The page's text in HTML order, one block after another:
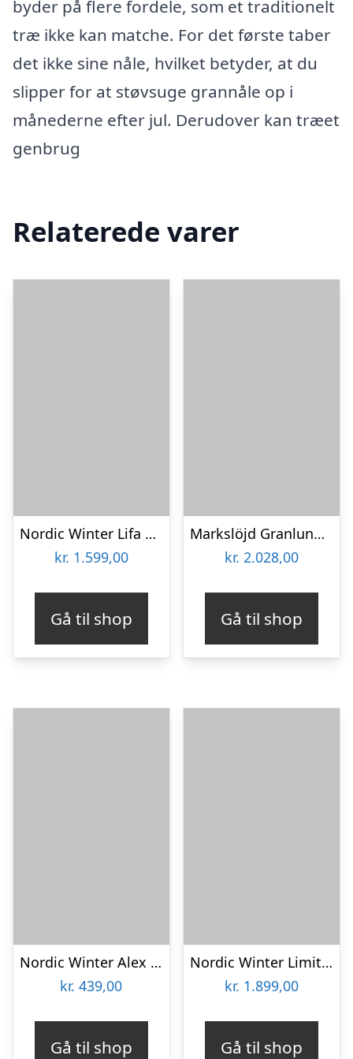
byder på flere fordele, som et traditionelt
træ ikke kan matche. For det første taber
det ikke sine nåle, hvilket betyder, at du
slipper for at støvsuge grannåle op i
månederne efter jul. Derudover kan træet
genbrug
Relaterede varer
Nordic Winter Lifa kunstigt juletræ med lys, 180 x 122 cm
kr. 1.599,00
Gå til shop
Markslöjd Granlund halvt kunstigt juletræ med lys, 210 cm
kr. 2.028,00
Gå til shop
Nordic Winter Alex kunstigt juletræ med lys, 140 x 74 cm
kr. 439,00
Gå til shop
Nordic Winter Limited Edition kunstigt juletræ med lys
kr. 1.899,00
Gå til shop